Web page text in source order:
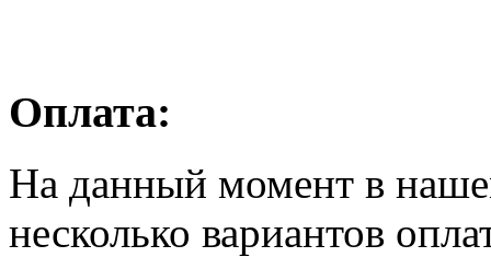
Оплата:
На данный момент в
несколько вариантов